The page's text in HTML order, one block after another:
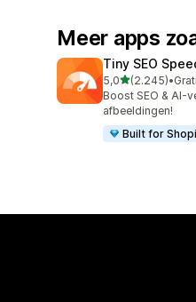
Meer apps
Tiny SEO
5,0van 5 sterren
(2.245)
2245 recensies
•
Boost SEO & AI-
afbeeldingen!
Built for